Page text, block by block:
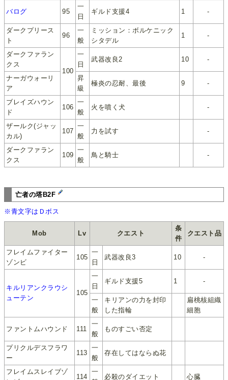
バログ 95
一
日
ギルド支援4 1 -
ダークプリース
ト
96
一
般
ミッション：ボルケニック
シタデル
1 -
ダークファラン
クス
100
一
日
武器改良2 10 -
ナーガウォーリ
ア
昇
級
極炎の忍耐、最後 9 -
ブレイズハウン
ド
106
一
般
火を噴く犬 -
ザールク(ジャッ
カル)
107
一
般
力を試す -
ダークファラン
クス
109
一
般
鳥と騎士 -
亡者の塔B2F
※青文字はＤボス
Mob Lv クエスト
条
件
クエスト品
フレイムファイター
ゾンビ
105
一
日
武器改良3 10 -
キルリアンクラウシ
ューテン
105
一
日
ギルド支援5 1 -
一
般
キリアンの力を封印
した指輪
扁桃核組織
細胞
ファントムハウンド 111
一
般
ものすごい否定
プリクルデスフラワ
ー
113
一
般
存在してはならぬ花
フレイムスレイブゾ
114
一
必殺のダイエット 心臓